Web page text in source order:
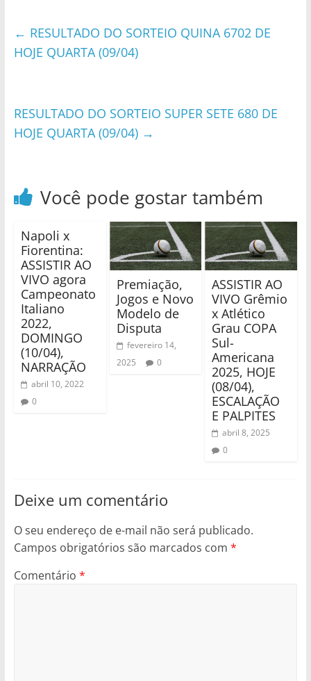
← RESULTADO DO SORTEIO QUINA 6702 DE
HOJE QUARTA (09/04)
RESULTADO DO SORTEIO SUPER SETE 680 DE
HOJE QUARTA (09/04) →
Você pode gostar também
Napoli x
Fiorentina:
ASSISTIR AO
VIVO agora
Campeonato
Italiano
2022,
DOMINGO
(10/04),
NARRAÇÃO
abril 10, 2022
0
Premiação,
Jogos e Novo
Modelo de
Disputa
fevereiro 14,
2025
0
ASSISTIR AO
VIVO Grêmio
x Atlético
Grau COPA
Sul-
Americana
2025, HOJE
(08/04),
ESCALAÇÃO
E PALPITES
abril 8, 2025
0
Deixe um comentário
O seu endereço de e-mail não será publicado.
Campos obrigatórios são marcados com *
Comentário *